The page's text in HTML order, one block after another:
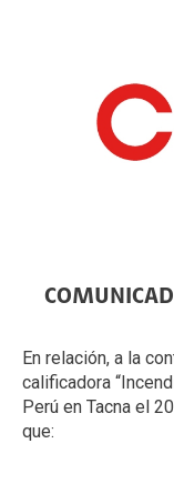
En relación, a la
calificadora
Perú en Tacna el
que: